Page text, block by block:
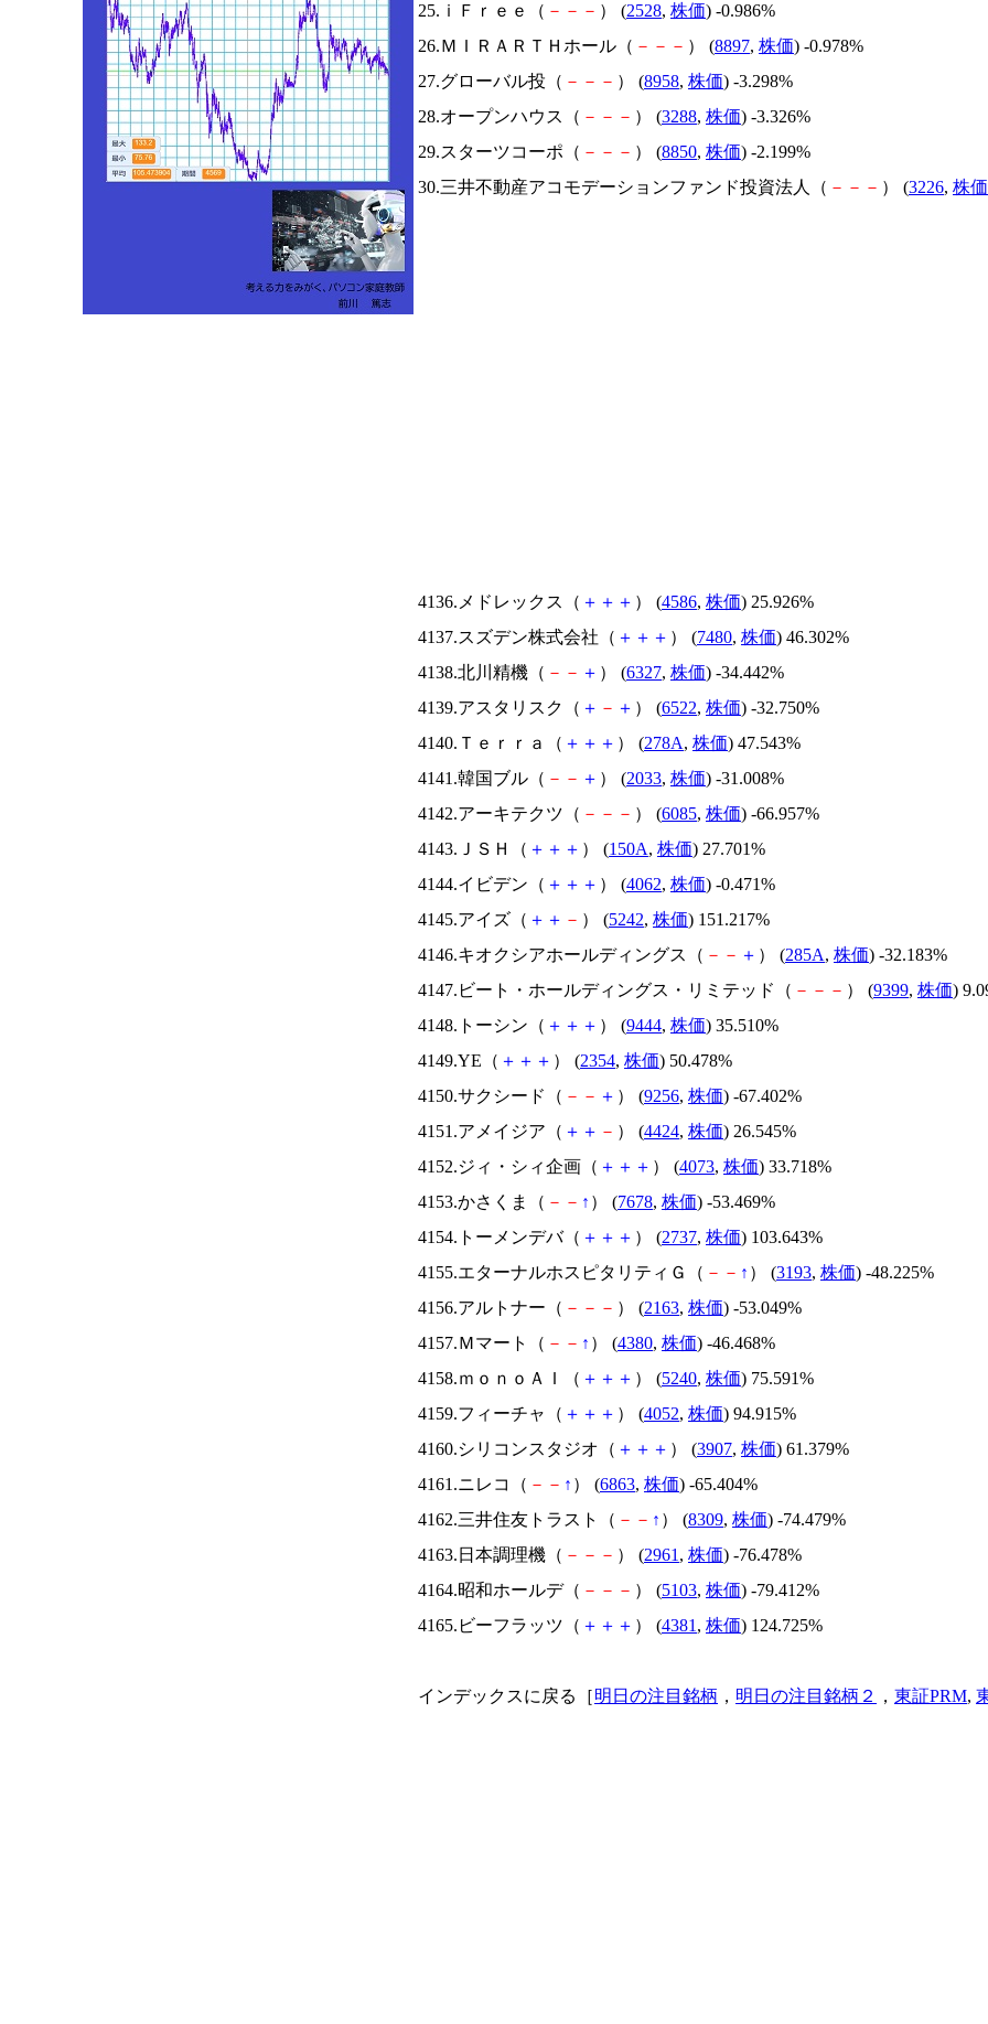
25.ｉＦｒｅｅ（ － － － ） (2528, 株価) -0.986%
26.ＭＩＲＡＲＴＨホール（ － － － ） (8897, 株価) -0.978%
27.グローバル投（ － － － ） (8958, 株価) -3.298%
28.オープンハウス（ － － － ） (3288, 株価) -3.326%
29.スターツコーポ（ － － － ） (8850, 株価) -2.199%
30.三井不動産アコモデーションファンド投資法人（ － － － ） (3226, 株価
4136.メドレックス（ ＋ ＋ ＋ ） (4586, 株価) 25.926%
4137.スズデン株式会社（ ＋ ＋ ＋ ） (7480, 株価) 46.302%
4138.北川精機（ － － ＋ ） (6327, 株価) -34.442%
4139.アスタリスク（ ＋ － ＋ ） (6522, 株価) -32.750%
4140.Ｔｅｒｒａ（ ＋ ＋ ＋ ） (278A, 株価) 47.543%
4141.韓国ブル（ － － ＋ ） (2033, 株価) -31.008%
4142.アーキテクツ（ － － － ） (6085, 株価) -66.957%
4143.ＪＳＨ（ ＋ ＋ ＋ ） (150A, 株価) 27.701%
4144.イビデン（ ＋ ＋ ＋ ） (4062, 株価) -0.471%
4145.アイズ（ ＋ ＋ － ） (5242, 株価) 151.217%
4146.キオクシアホールディングス（ － － ＋ ） (285A, 株価) -32.183%
4147.ビート・ホールディングス・リミテッド（ － － － ） (9399, 株価)
4148.トーシン（ ＋ ＋ ＋ ） (9444, 株価) 35.510%
4149.YE（ ＋ ＋ ＋ ） (2354, 株価) 50.478%
4150.サクシード（ － － ＋ ） (9256, 株価) -67.402%
4151.アメイジア（ ＋ ＋ － ） (4424, 株価) 26.545%
4152.ジィ・シィ企画（ ＋ ＋ ＋ ） (4073, 株価) 33.718%
4153.かさくま（ － － ↑ ） (7678, 株価) -53.469%
4154.トーメンデバ（ ＋ ＋ ＋ ） (2737, 株価) 103.643%
4155.エターナルホスピタリティＧ（ － － ↑ ） (3193, 株価) -48.225%
4156.アルトナー（ － － － ） (2163, 株価) -53.049%
4157.Ｍマート（ － － ↑ ） (4380, 株価) -46.468%
4158.ｍｏｎｏＡＩ（ ＋ ＋ ＋ ） (5240, 株価) 75.591%
4159.フィーチャ（ ＋ ＋ ＋ ） (4052, 株価) 94.915%
4160.シリコンスタジオ（ ＋ ＋ ＋ ） (3907, 株価) 61.379%
4161.ニレコ（ － － ↑ ） (6863, 株価) -65.404%
4162.三井住友トラスト（ － － ↑ ） (8309, 株価) -74.479%
4163.日本調理機（ － － － ） (2961 , 株価) -76.478%
4164.昭和ホールデ（ － － － ） (5103, 株価) -79.412%
4165.ビーフラッツ（ ＋ ＋ ＋ ） (4381 , 株価) 124.725%
インデックスに戻る［明日の注目銘柄 ， 明日の注目銘柄２ ， 東証PRM,